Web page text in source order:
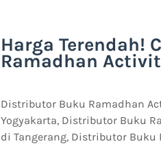
Harga Terendah!
Ramadhan
Distributor Buku Ramadhan
Yogyakarta, Distributor Buku
di Tangerang, Distributor